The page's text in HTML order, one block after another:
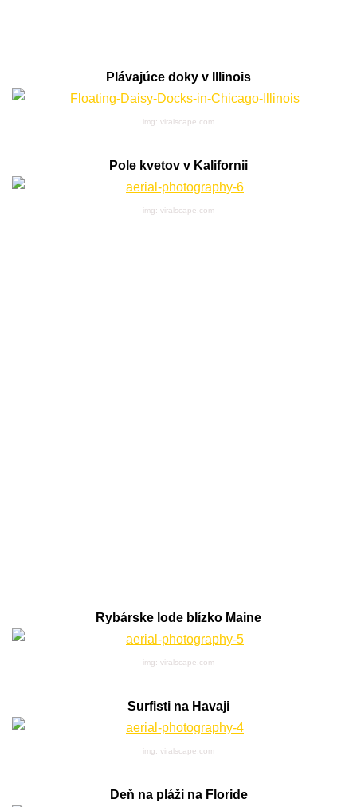
Plávajúce doky v Illinois
img: viralscape.com
Pole kvetov v Kalifornii
img: viralscape.com
Rybárske lode blízko Maine
img: viralscape.com
Surfisti na Havaji
img: viralscape.com
Deň na pláži na Floride